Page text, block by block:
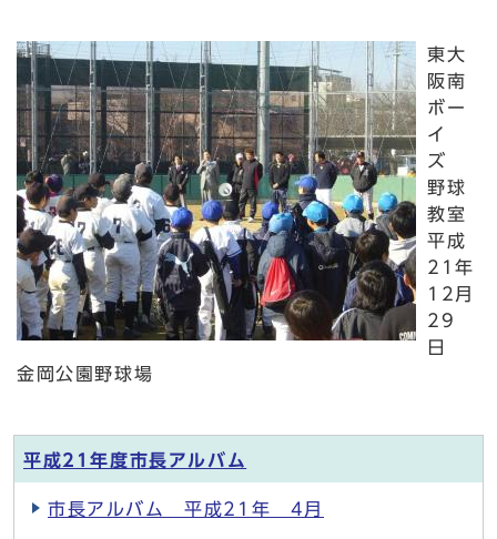
東大
阪南
ボー
イ
ズ
野球
教室
平成
21年
12月
29
日
金岡公園野球場
平成21年度市長アルバム
市長アルバム 平成21年 4月